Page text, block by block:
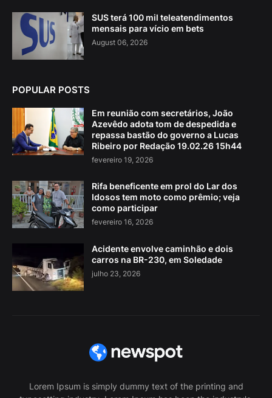
SUS terá 100 mil teleatendimentos
mensais para vício em bets
August 06, 2026
POPULAR POSTS
Em reunião com secretários, João
Azevêdo adota tom de despedida e
repassa bastão do governo a Lucas
Ribeiro por Redação 19.02.26 15h44
fevereiro 19, 2026
Rifa beneficente em prol do Lar dos
Idosos tem moto como prêmio; veja
como participar
fevereiro 16, 2026
Acidente envolve caminhão e dois
carros na BR-230, em Soledade
julho 23, 2026
Lorem Ipsum is simply dummy text of the printing and